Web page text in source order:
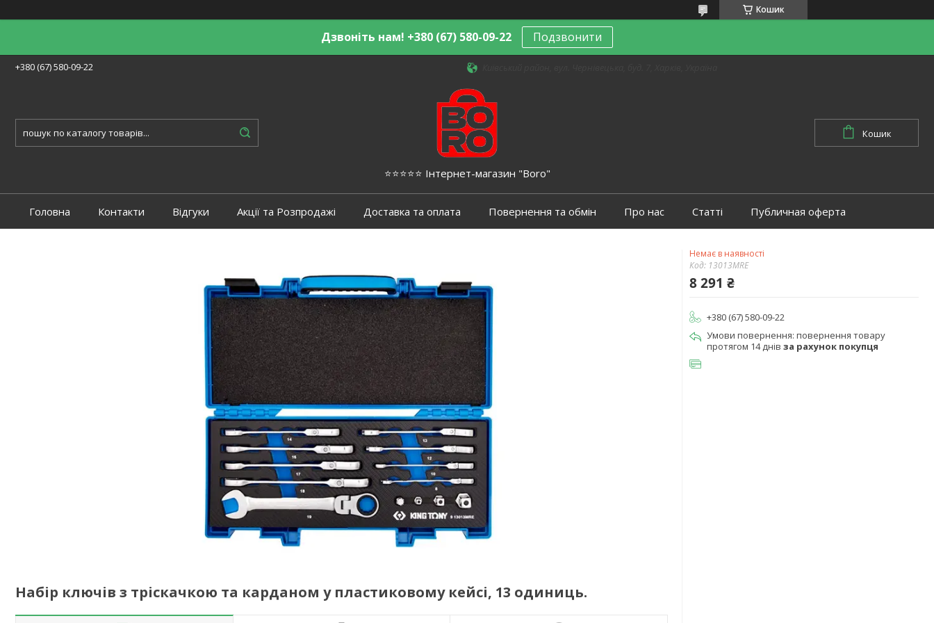
Кошик
Дзвоніть нам! +380 (67) 580-09-22 Подзвонити
+380 (67) 580-09-22
⭐️⭐️⭐️⭐️⭐️ Інтернет-магазин "Boro"
Кошик
Головна Контакти Відгуки Акції та Розпродажі Доставка та оплата Повернення та обмін Про нас Статті Публичная оферта
Набір ключів з тріскачкою та карданом у пластиковому кейсі, 13 одиниць.
Немає в наявності
Код: 13013MRE
8 291 ₴
+380 (67) 580-09-22
повернення товару
протягом 14 днів за рахунок покупця